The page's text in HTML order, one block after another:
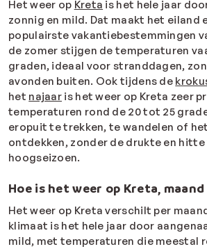
Het weer op Kreta is het hele jaar
zonnig en mild. Dat maakt het eiland
populairste vakantiebestemmingen
de zomer stijgen de temperaturen
graden, ideaal voor stranddagen,
avonden buiten. Ook tijdens de
het najaar is het weer op Kreta zeer
temperaturen rond de 20 tot 25
eropuit te trekken, te wandelen of
ontdekken, zonder de drukte en hitte
hoogseizoen.
Hoe is het weer op Kreta, maand
Het weer op Kreta verschilt per
klimaat is het hele jaar door
mild, met temperaturen die meestal